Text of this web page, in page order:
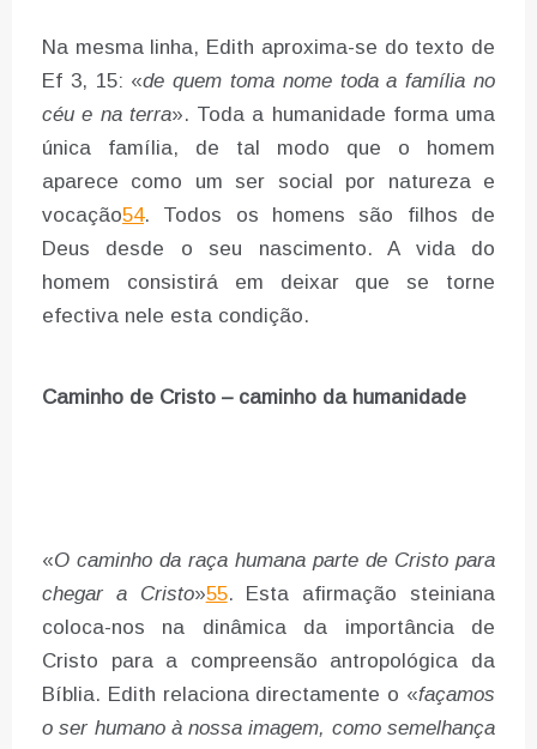
Na mesma linha, Edith aproxima-se do texto de
Ef 3, 15: «de quem toma nome toda a família no
céu e na terra». Toda a humanidade forma uma
única família, de tal modo que o homem
aparece como um ser social por natureza e
vocação54. Todos os homens são filhos de
Deus desde o seu nascimento. A vida do
homem consistirá em deixar que se torne
efectiva nele esta condição.
Caminho de Cristo – caminho da humanidade
«O caminho da raça humana parte de Cristo para
chegar a Cristo»55. Esta afirmação steiniana
coloca-nos na dinâmica da importância de
Cristo para a compreensão antropológica da
Bíblia. Edith relaciona directamente o «façamos
o ser humano à nossa imagem, como semelhança